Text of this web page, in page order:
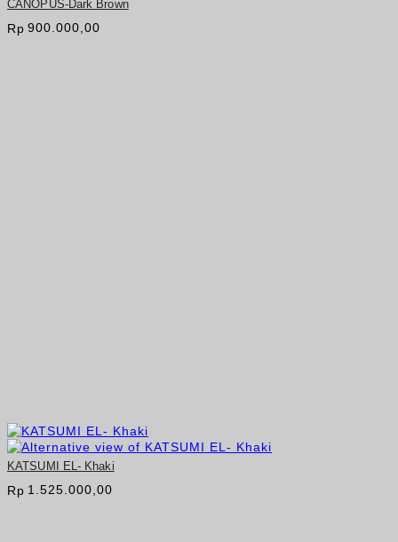
CANOPUS-Dark Brown
Rp 900.000,00
KATSUMI EL- Khaki
Rp 1.525.000,00